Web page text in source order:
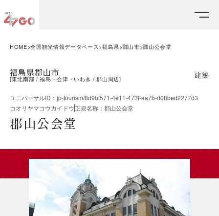
HOME 全国観光情報データベース 福島県 郡山市 郡山公会堂
福島県郡山市
[東北南部 福島・会津・いわき 郡山周辺] 建築
ユニバーサルID ： jp-tourism/8d9bf571-4e11-473f-aa7b-d08bed2277d3
コオリヤマコウカイドウ正規名称 ： 郡山公会堂
郡山公会堂